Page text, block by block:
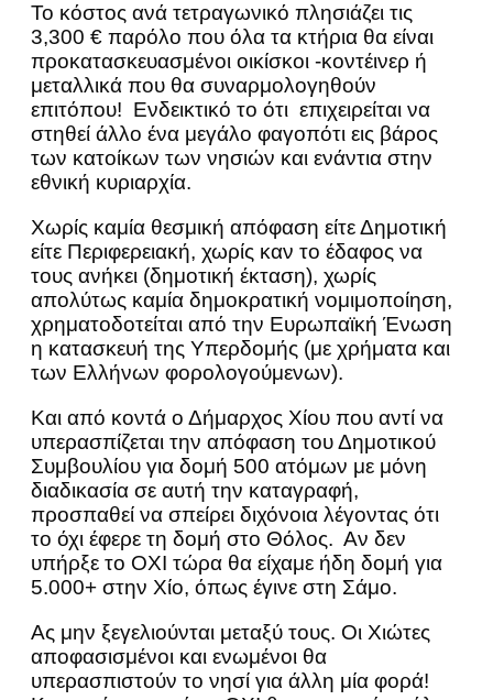
Το κόστος ανά τετραγωνικό πλησιάζει τις
3,300 € παρόλο που όλα τα κτήρια θα είναι
προκατασκευασμένοι οικίσκοι -κοντέινερ ή
μεταλλικά που θα συναρμολογηθούν
επιτόπου! Ενδεικτικό το ότι επιχειρείται να
στηθεί άλλο ένα μεγάλο φαγοπότι εις βάρος
των κατοίκων των νησιών και ενάντια στην
εθνική κυριαρχία.
Χωρίς καμία θεσμική απόφαση είτε Δημοτική
είτε Περιφερειακή, χωρίς καν το έδαφος να
τους ανήκει (δημοτική έκταση), χωρίς
απολύτως καμία δημοκρατική νομιμοποίηση,
χρηματοδοτείται από την Ευρωπαϊκή Ένωση
η κατασκευή της Υπερδομής (με χρήματα και
των Ελλήνων φορολογούμενων).
Και από κοντά ο Δήμαρχος Χίου που αντί να
υπερασπίζεται την απόφαση του Δημοτικού
Συμβουλίου για δομή 500 ατόμων με μόνη
διαδικασία σε αυτή την καταγραφή,
προσπαθεί να σπείρει διχόνοια λέγοντας ότι
το όχι έφερε τη δομή στο Θόλος. Αν δεν
υπήρξε το ΟΧΙ τώρα θα είχαμε ήδη δομή για
5.000+ στην Χίο, όπως έγινε στη Σάμο.
Ας μην ξεγελιούνται μεταξύ τους. Οι Χιώτες
αποφασισμένοι και ενωμένοι θα
υπερασπιστούν το νησί για άλλη μία φορά!